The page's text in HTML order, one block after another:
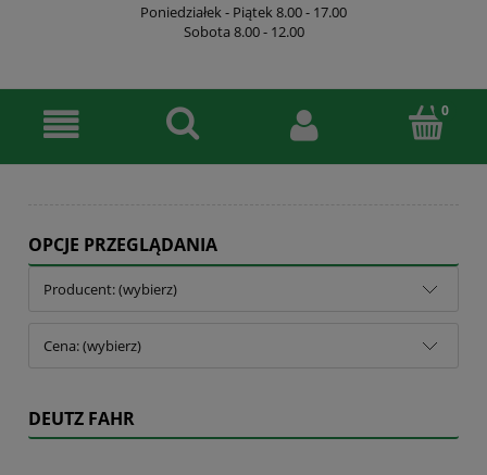
Poniedziałek - Piątek 8.00 - 17.00
Sobota 8.00 - 12.00
OPCJE PRZEGLĄDANIA
Producent: (wybierz)
Cena: (wybierz)
DEUTZ FAHR